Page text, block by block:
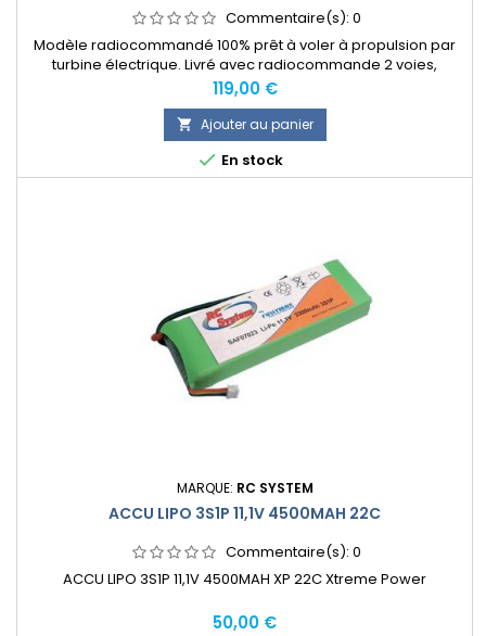
Commentaire(s): 0
Modèle radiocommandé 100% prêt à voler à propulsion par
turbine électrique. Livré avec radiocommande 2 voies,
batterie rechargeable Ni-Mh, chargeur rapide sur piles et
socle d'exposition.
Prix
119,00 €
 Ajouter au panier
 En stock
MARQUE: RC SYSTEM
ACCU LIPO 3S1P 11,1V 4500MAH 22C
Commentaire(s): 0
ACCU LIPO 3S1P 11,1V 4500MAH XP 22C Xtreme Power
Prix
50,00 €